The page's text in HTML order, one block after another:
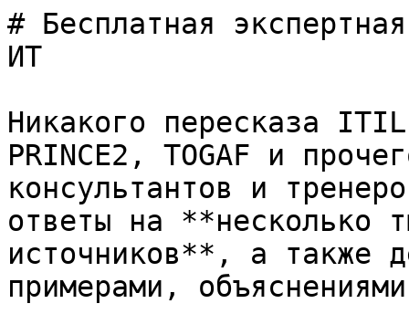
# Бесплатная
ИТ
Никакого пересказа
PRINCE2, TOGAF и
консультантов и
ответы на **несколько
источников**, а также
примерами,